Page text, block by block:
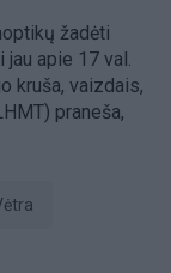
žadėti
apie 17 val.
kruša, vaizdais,
praneša,
vėtra